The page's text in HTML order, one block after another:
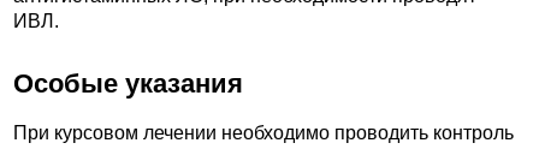
ИВЛ.
Особые указания
При курсовом лечении необходимо проводить контроль